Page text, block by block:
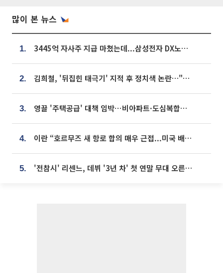
많이 본 뉴스
1. 3445억 자사주 지급 마쳤는데...삼성전자 DX노조, 뒤늦은 '떼쓰기 집회'
2. 김희철, '뒤집힌 태극기' 지적 후 정치색 논란…"좌우 떠나 우리나라 국기"
3. 영끌 '주택공급' 대책 임박⋯비아파트·도심복합까지 총동원
4. 이란 “호르무즈 새 항로 합의 매우 근접...미국 배상 먼저”
5. '전참시' 리센느, 데뷔 '3년 차' 첫 연말 무대 오른다⋯"그동안 섭외 안 와"